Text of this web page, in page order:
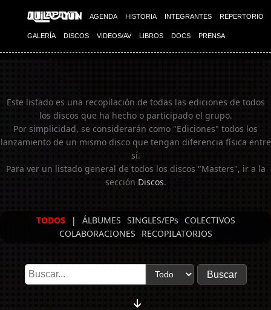
AGENDA HISTORIA INTEGRANTES REPERTORIO
GALERÍA DISCOS VIDEOS/AV LIBROS DOCS PRENSA
Imagen 01
Este listado es una recopilación de todas las ediciones de todos
los discos que ha hecho o participado el grupo.
Por simplicidad, se considerarán como "Ediciones" todos los
lanzamiento de un mismo disco que tengan diferencia física entre
sí.
Para ver un listado general de todos los discos "Masters", ir a la
sección Discos.
TODOS | ÁLBUMES SINGLES/EPs
COLECTIVOS
COLABORACIONES
RECOPILATORIOS